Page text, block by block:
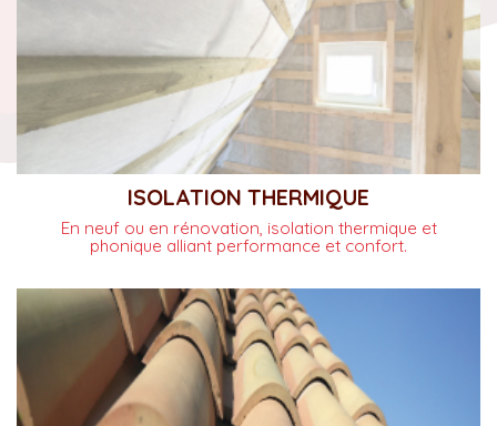
ISOLATION THERMIQUE
En neuf ou en rénovation, isolation thermique et
phonique alliant performance et confort.